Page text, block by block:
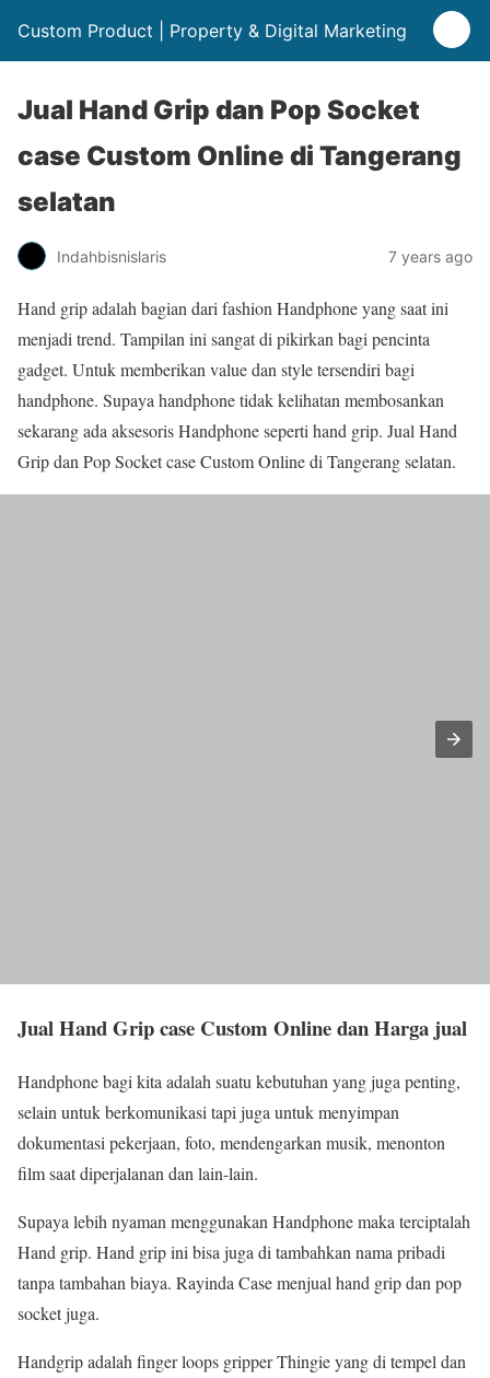
Custom Product | Property & Digital Marketing
Jual Hand Grip dan Pop Socket
case Custom Online di Tangerang
selatan
Indahbisnislaris 7 years ago
Hand grip adalah bagian dari fashion Handphone yang saat ini
menjadi trend. Tampilan ini sangat di pikirkan bagi pencinta
gadget. Untuk memberikan value dan style tersendiri bagi
handphone. Supaya handphone tidak kelihatan membosankan
sekarang ada aksesoris Handphone seperti hand grip. Jual Hand
Grip dan Pop Socket case Custom Online di Tangerang selatan.
Jual Hand Grip case Custom Online dan Harga jual
Handphone bagi kita adalah suatu kebutuhan yang juga penting,
selain untuk berkomunikasi tapi juga untuk menyimpan
dokumentasi pekerjaan, foto, mendengarkan musik, menonton
film saat diperjalanan dan lain-lain.
Supaya lebih nyaman menggunakan Handphone maka terciptalah
Hand grip. Hand grip ini bisa juga di tambahkan nama pribadi
tanpa tambahan biaya. Rayinda Case menjual hand grip dan pop
socket juga.
Handgrip adalah finger loops gripper Thingie yang di tempel dan